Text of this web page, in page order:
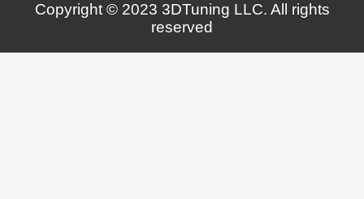
Copyright © 2023 3DTuning LLC. All rights
reserved